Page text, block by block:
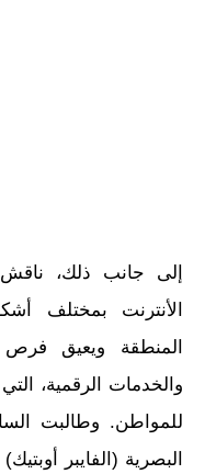
إلى جانب ذلك،
الأنترنت بمختلف
المنطقة ويعيق
والخدمات الرقمية،
للمواطن. وطالبت
البصرية (الفايبر